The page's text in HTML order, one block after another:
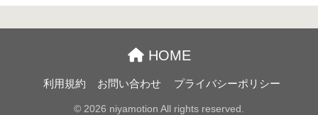
HOME
利用規約 お問い合わせ プライバシーポリシー
© 2026 niyamotion All rights reserved.